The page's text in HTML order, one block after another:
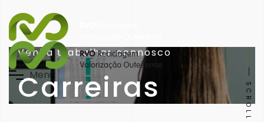
Menu
Venha trabalhar connosco
Carreiras SCROLL